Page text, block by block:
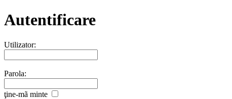
Autentificare
Utilizator:
Parola:
ţine-mã minte